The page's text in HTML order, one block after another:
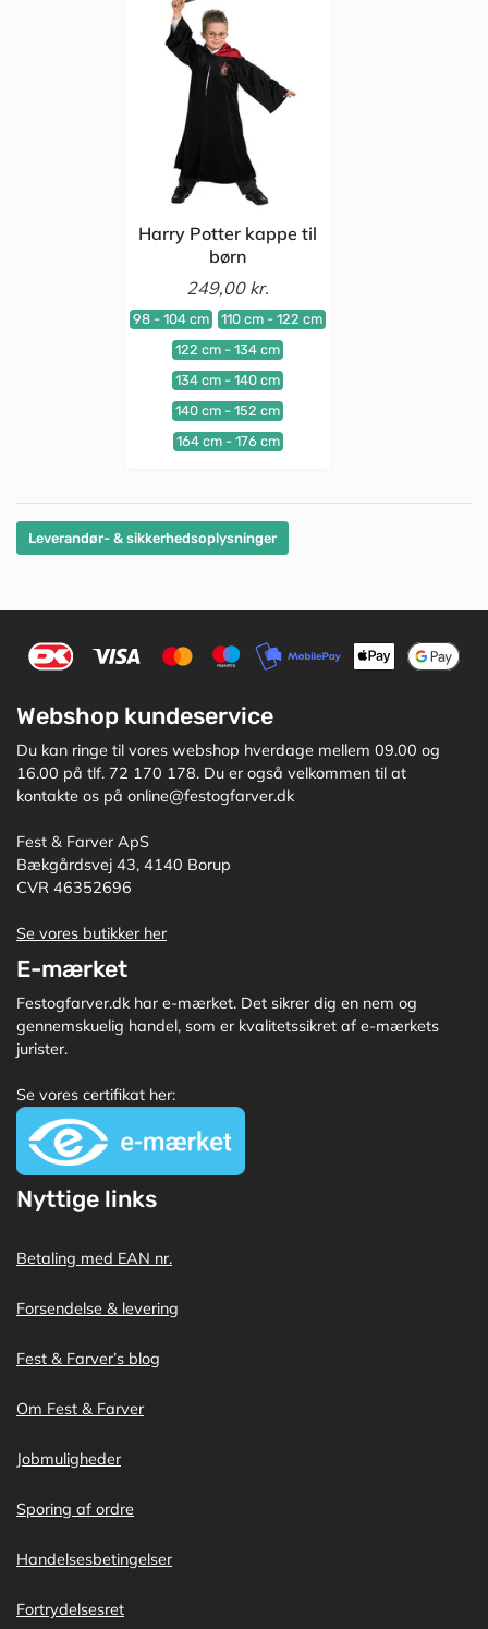
Harry Potter kappe til
børn
249,00 kr.
98 - 104 cm
110 cm - 122 cm
122 cm - 134 cm
134 cm - 140 cm
140 cm - 152 cm
164 cm - 176 cm
Leverandør- & sikkerhedsoplysninger
Webshop kundeservice
Du kan ringe til vores webshop hverdage mellem 09.00 og
16.00 på tlf. 72 170 178. Du er også velkommen til at
kontakte os på online@festogfarver.dk
Fest & Farver ApS
Bækgårdsvej 43, 4140 Borup
CVR 46352696
Se vores butikker her
E-mærket
Festogfarver.dk har e-mærket. Det sikrer dig en nem og
gennemskuelig handel, som er kvalitetssikret af e-mærkets
jurister.
Se vores certifikat her:
Nyttige links
Betaling med EAN nr.
Forsendelse & levering
Fest & Farver’s blog
Om Fest & Farver
Jobmuligheder
Sporing af ordre
Handelsesbetingelser
Fortrydelsesret